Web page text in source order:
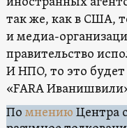
так же, как в США,
и медиа-
правительство
И НПО, то это будет
«FARA
По мнению Центра